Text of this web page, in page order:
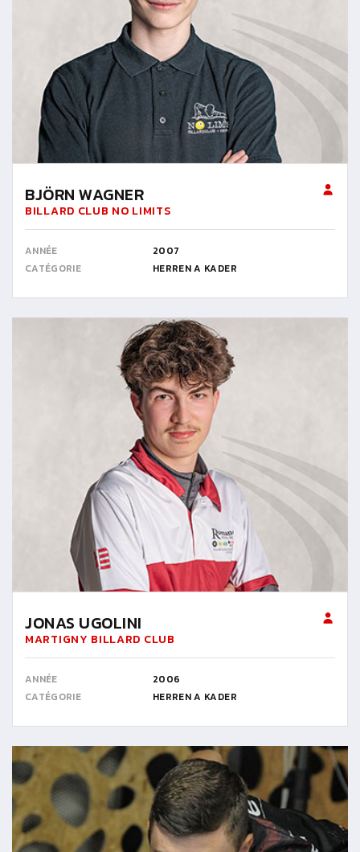
BJÖRN WAGNER
BILLARD CLUB NO LIMITS
ANNÉE
2007
CATÉGORIE
HERREN A KADER
JONAS UGOLINI
MARTIGNY BILLARD CLUB
ANNÉE
2006
CATÉGORIE
HERREN A KADER